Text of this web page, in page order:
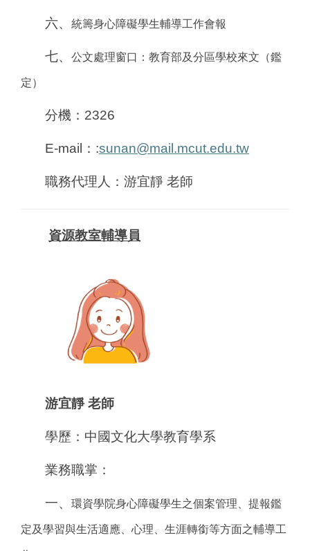
六、 統籌身心障礙學生輔導工作會報
七、 公文處理窗口：教育部及分區學校來文（鑑
定）
分機：2326
E-mail ：:sunan@mail.mcut.edu.tw
職務代理人：游宜靜 老師
資源教室輔導員
游宜靜 老師
學歷：中國文化大學教育學系
業務職掌：
一、 環資學院身心障礙學生之個案管理、提報鑑
定及學習與生活適應、心理、生涯轉銜等方面之輔導工